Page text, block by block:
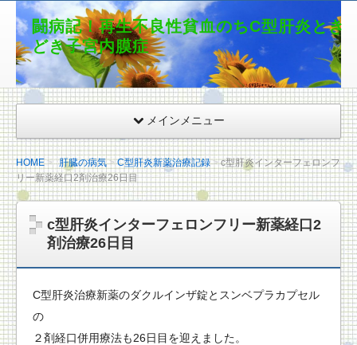
闘病記！再生不良性貧血のちC型肝炎とき
どき子宮内膜症
メインメニュー
HOME 肝臓の病気 C型肝炎新薬治療記録
c型肝炎インターフェロンフ
リー新薬経口2剤治療26日目
c型肝炎インターフェロンフリー新薬経口2
剤治療26日目
C型肝炎治療新薬のダクルインザ錠とスンベプラカプセル
の
２剤経口併用療法も26日目を迎えました。